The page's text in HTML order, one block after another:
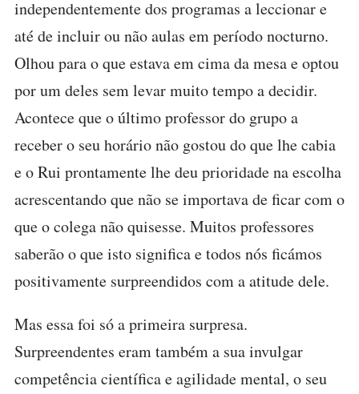
independentemente dos programas a leccionar e
até de incluir ou não aulas em período nocturno.
Olhou para o que estava em cima da mesa e optou
por um deles sem levar muito tempo a decidir.
Acontece que o último professor do grupo a
receber o seu horário não gostou do que lhe cabia
e o Rui prontamente lhe deu prioridade na escolha
acrescentando que não se importava de ficar com o
que o colega não quisesse. Muitos professores
saberão o que isto significa e todos nós ficámos
positivamente surpreendidos com a atitude dele.
Mas essa foi só a primeira surpresa.
Surpreendentes eram também a sua invulgar
competência científica e agilidade mental, o seu